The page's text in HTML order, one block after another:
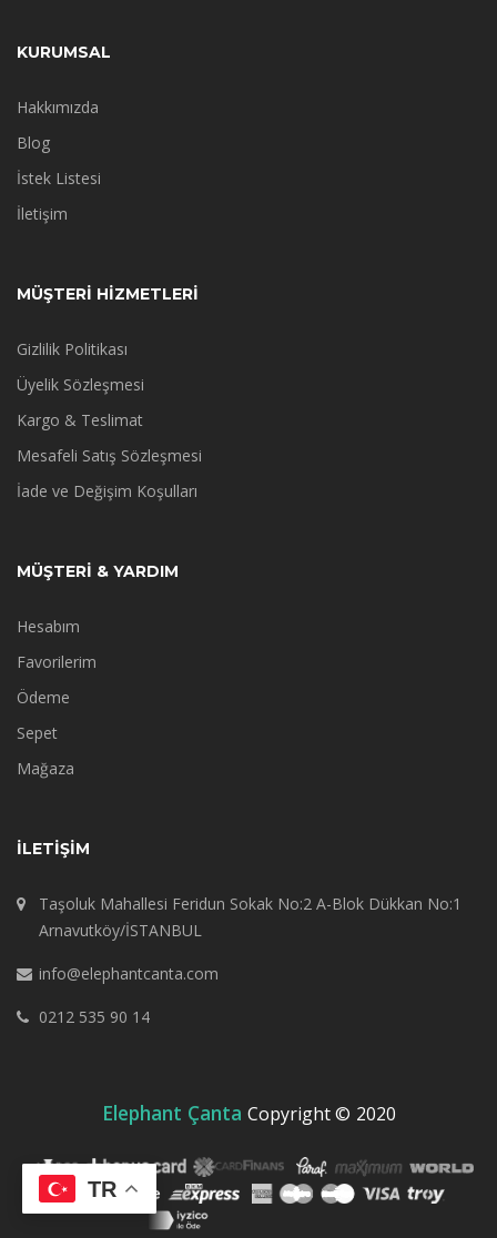
KURUMSAL
Hakkımızda
Blog
İstek Listesi
İletişim
MÜŞTERİ HİZMETLERİ
Gizlilik Politikası
Üyelik Sözleşmesi
Kargo & Teslimat
Mesafeli Satış Sözleşmesi
İade ve Değişim Koşulları
MÜŞTERİ & YARDIM
Hesabım
Favorilerim
Ödeme
Sepet
Mağaza
İLETIŞIM
Taşoluk Mahallesi Feridun Sokak No:2 A-Blok Dükkan No:1
Arnavutköy/İSTANBUL
info@elephantcanta.com
0212 535 90 14
Elephant Çanta Copyright © 2020
TR